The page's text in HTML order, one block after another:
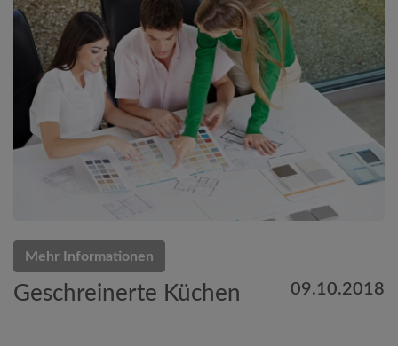
Mehr Informationen
Geschreinerte Küchen 09.10.2018